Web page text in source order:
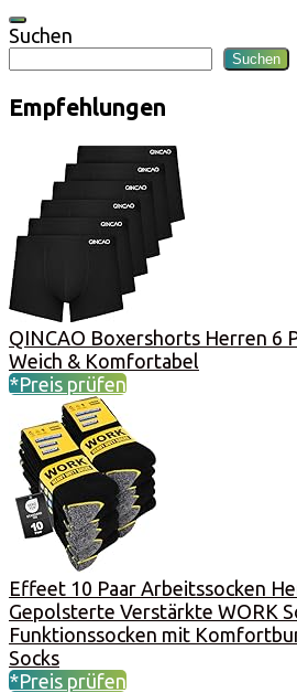
Suchen
Suchen
Empfehlungen
QINCAO Boxershorts Herren 6
Weich & Komfortabel
*Preis prüfen
Effeet 10 Paar Arbeitssocken
Gepolsterte Verstärkte WORK
Funktionssocken mit
Socks
*Preis prüfen